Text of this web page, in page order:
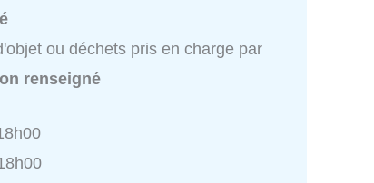
ou déchets pris en charge par
renseigné